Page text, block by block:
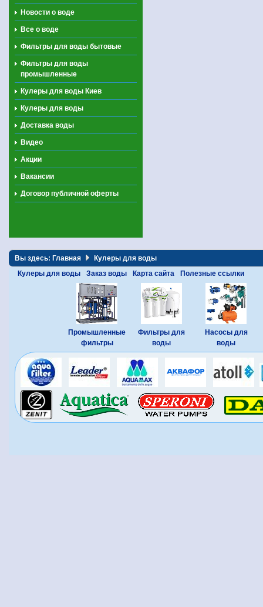
Новости о воде
Все о воде
Фильтры для воды бытовые
Фильтры для воды
промышленные
Кулеры для воды Киев
Кулеры для воды
Доставка воды
Видео
Акции
Вакансии
Договор публичной оферты
Вы здесь: Главная
Кулеры для воды
Кулеры для воды
Заказ воды Карта сайта Полезные ссылки
Промышленные
фильтры
Фильтры для
воды
Насосы для
воды